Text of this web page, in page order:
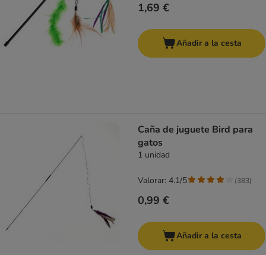
1,69 €
Añadir a la cesta
Caña de juguete Bird para
gatos
1 unidad
0,99 €
Valorar: 4.1/5 (383)
Añadir a la cesta